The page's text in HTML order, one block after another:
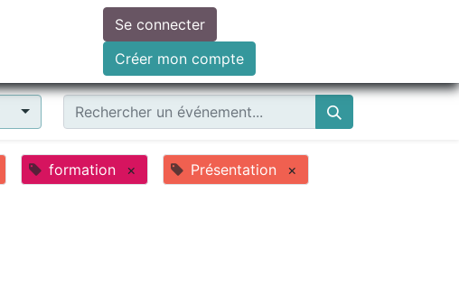
Faire un don
Se connecter
Créer mon compte
formation × Présentation ×